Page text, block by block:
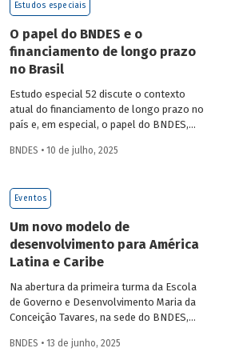
Estudos especiais
O papel do BNDES e o
financiamento de longo prazo
no Brasil
Estudo especial 52 discute o contexto
atual do financiamento de longo prazo no
país e, em especial, o papel do BNDES,
mercado de crédito e a evolução das
BNDES • 10 de julho, 2025
Eventos
Um novo modelo de
desenvolvimento para América
Latina e Caribe
Na abertura da primeira turma da Escola
de Governo e Desenvolvimento Maria da
Conceição Tavares, na sede do BNDES,
José Manuel Salazar-Xirinachs, Secretário
BNDES • 13 de junho, 2025